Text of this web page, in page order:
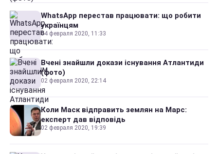
WhatsApp перестав працювати: що робити
українцям
04 февраля 2020, 11:33
Вчені знайшли докази існування Атлантиди
(фото)
02 февраля 2020, 22:14
Коли Маск відправить землян на Марс:
експерт дав відповідь
02 февраля 2020, 19:39